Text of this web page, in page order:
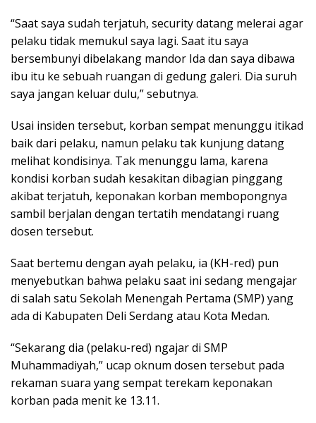
“Saat saya sudah terjatuh, security datang melerai agar
pelaku tidak memukul saya lagi. Saat itu saya
bersembunyi dibelakang mandor Ida dan saya dibawa
ibu itu ke sebuah ruangan di gedung galeri. Dia suruh
saya jangan keluar dulu,” sebutnya.
Usai insiden tersebut, korban sempat menunggu itikad
baik dari pelaku, namun pelaku tak kunjung datang
melihat kondisinya. Tak menunggu lama, karena
kondisi korban sudah kesakitan dibagian pinggang
akibat terjatuh, keponakan korban membopongnya
sambil berjalan dengan tertatih mendatangi ruang
dosen tersebut.
Saat bertemu dengan ayah pelaku, ia (KH-red) pun
menyebutkan bahwa pelaku saat ini sedang mengajar
di salah satu Sekolah Menengah Pertama (SMP) yang
ada di Kabupaten Deli Serdang atau Kota Medan.
“Sekarang dia (pelaku-red) ngajar di SMP
Muhammadiyah,” ucap oknum dosen tersebut pada
rekaman suara yang sempat terekam keponakan
korban pada menit ke 13.11.